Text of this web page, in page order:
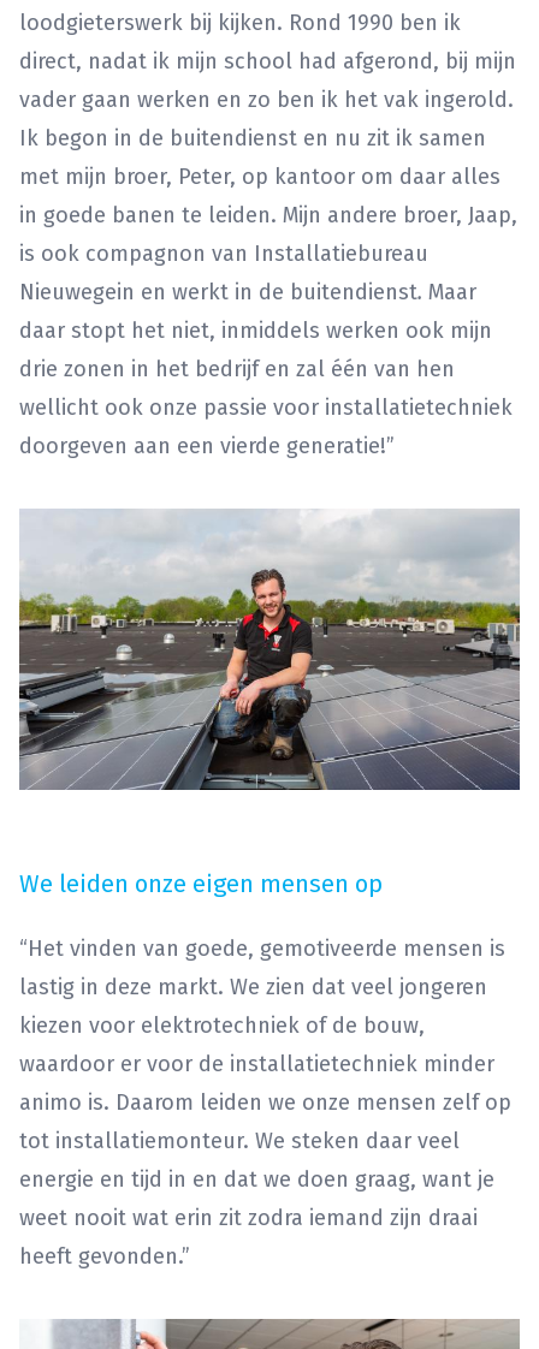
loodgieterswerk bij kijken. Rond 1990 ben ik
direct, nadat ik mijn school had afgerond, bij mijn
vader gaan werken en zo ben ik het vak ingerold.
Ik begon in de buitendienst en nu zit ik samen
met mijn broer, Peter, op kantoor om daar alles
in goede banen te leiden. Mijn andere broer, Jaap,
is ook compagnon van Installatiebureau
Nieuwegein en werkt in de buitendienst. Maar
daar stopt het niet, inmiddels werken ook mijn
drie zonen in het bedrijf en zal één van hen
wellicht ook onze passie voor installatietechniek
doorgeven aan een vierde generatie!”
We leiden onze eigen mensen op
“Het vinden van goede, gemotiveerde mensen is
lastig in deze markt. We zien dat veel jongeren
kiezen voor elektrotechniek of de bouw,
waardoor er voor de installatietechniek minder
animo is. Daarom leiden we onze mensen zelf op
tot installatiemonteur. We steken daar veel
energie en tijd in en dat we doen graag, want je
weet nooit wat erin zit zodra iemand zijn draai
heeft gevonden.”